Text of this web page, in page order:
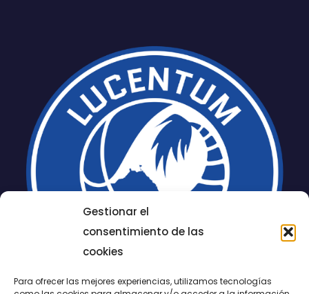
Gestionar el
consentimiento de las
cookies
Para ofrecer las mejores experiencias, utilizamos tecnologías